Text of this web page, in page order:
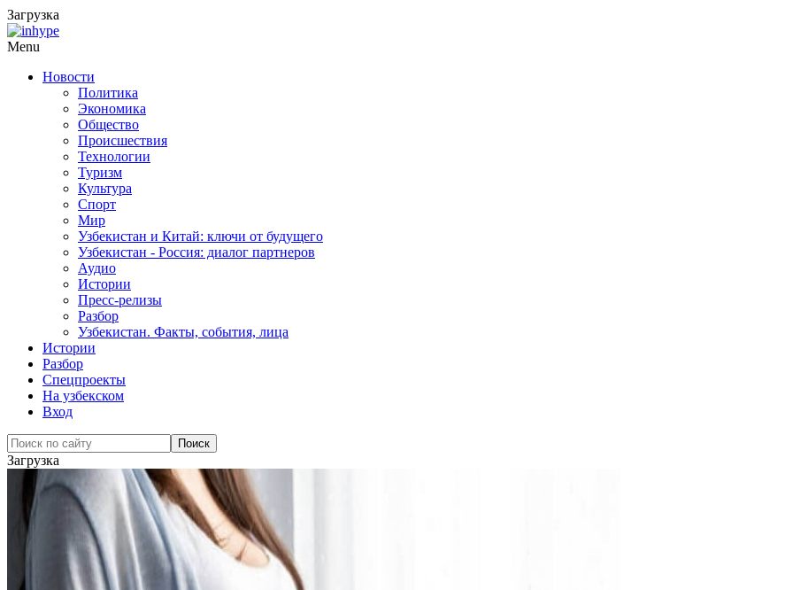
Загрузка
Menu
Новости
Политика
Экономика
Общество
Происшествия
Технологии
Туризм
Культура
Спорт
Мир
Узбекистан и Китай: ключи от будущего
Узбекистан - Россия: диалог партнеров
Аудио
Истории
Пресс-релизы
Разбор
Узбекистан. Факты, события, лица
Истории
Разбор
Спецпроекты
На узбекском
Вход
Загрузка